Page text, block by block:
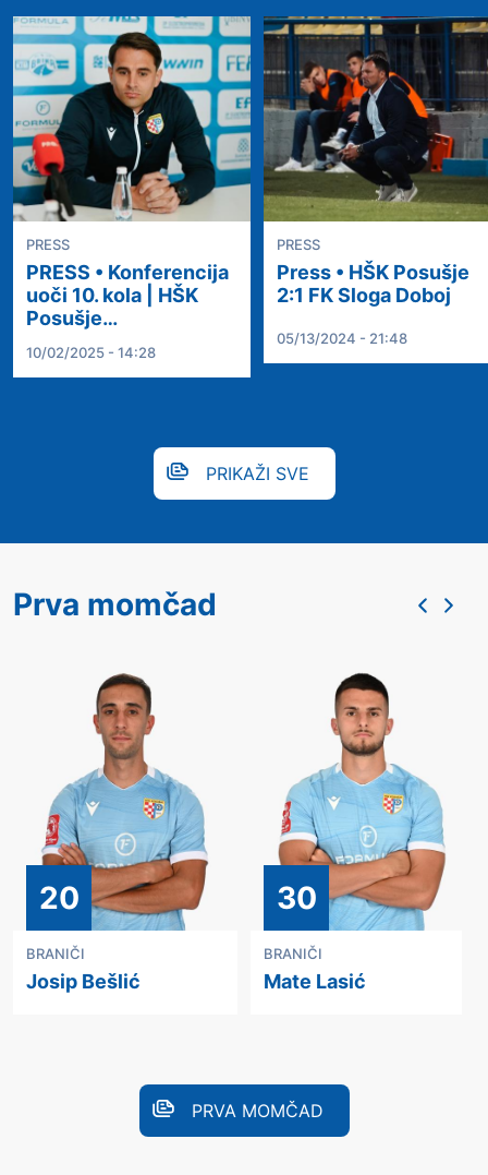
PRESS
PRESS • Konferencija
uoči 10. kola | HŠK
Posušje…
10/02/2025 - 14:28
PRESS
Press • HŠK Posušje
2:1 FK Sloga Doboj
05/13/2024 - 21:48
PRIKAŽI SVE
Prva momčad
20
BRANIČI
Josip Bešlić
30
BRANIČI
Mate Lasić
PRVA MOMČAD